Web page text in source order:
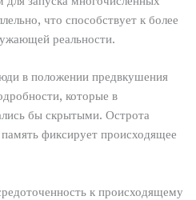
что способствует к более
реальности.
в положении предвкушения
которые в
бы скрытыми. Острота
фиксирует происходящее
к происходящему